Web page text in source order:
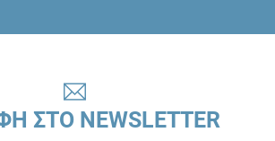
ΣΤΟ NEWSLETTER